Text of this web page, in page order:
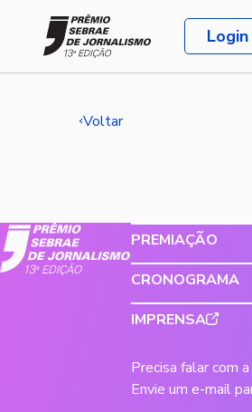
Login
Voltar
PREMIAÇÃO
CRONOGRAMA
IMPRENSA
Precisa falar com
Envie um e-mail